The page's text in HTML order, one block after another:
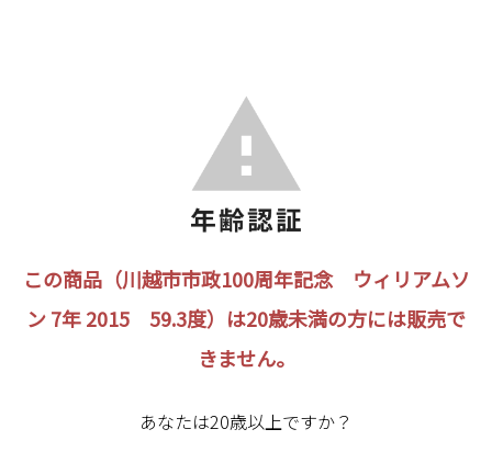
この商品（川越市市政100周年記念 ウィリアムソ
ン 7年 2015 59.3度）は20歳未満の方には販売で
きません。
あなたは20歳以上ですか？